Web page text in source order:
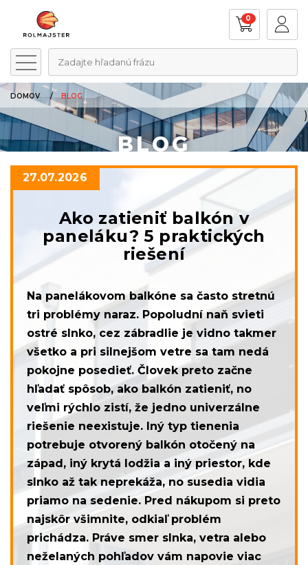
Zadajte hľadanú frázu
0
DOMOV BLOG
)
BLOG
Ako zatieniť balkón v
paneláku? 5 praktických
riešení
27.07.2026
Na panelákovom balkóne sa často stretnú
tri problémy naraz. Popoludní naň svieti
ostré slnko, cez zábradlie je vidno takmer
všetko a pri silnejšom vetre sa tam nedá
pokojne posedieť. Človek preto začne
hľadať spôsob, ako balkón zatieniť, no
veľmi rýchlo zistí, že jedno univerzálne
riešenie neexistuje. Iný typ tienenia
potrebuje otvorený balkón otočený na
západ, iný krytá lodžia a iný priestor, kde
slnko až tak neprekáža, no susedia vidia
priamo na sedenie. Pred nákupom si preto
najskôr všimnite, odkiaľ problém
prichádza. Práve smer slnka, vetra alebo
neželaných pohľadov vám napovie viac